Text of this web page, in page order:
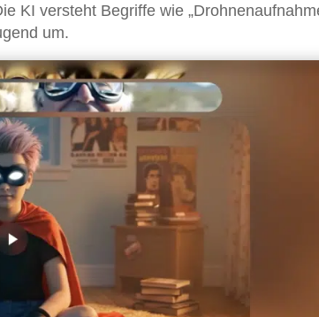
KI versteht Begriffe wie
um.